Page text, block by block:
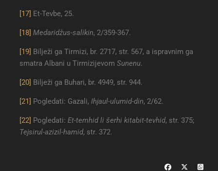
[17] Et-Tevbe, 25.
[18] Medaridžus-salikin, 2/359-367.
[19] Bilježi ga Tirmizi, br. 2717, str. 567, a ispravnim ga
smatra Albani u Tirmizijevom Sunenu.
[20] Bilježi ga Buhari, br. 4949, str. 944.
[21] Pogledati: Gazali, Ihjaul-ulumid-din, 2/62.
[22] Pogledati: Et-temhid li šerhi kitabit-tevhid, str. 375;
Tejsirul-azizil-hamid, str. 372.